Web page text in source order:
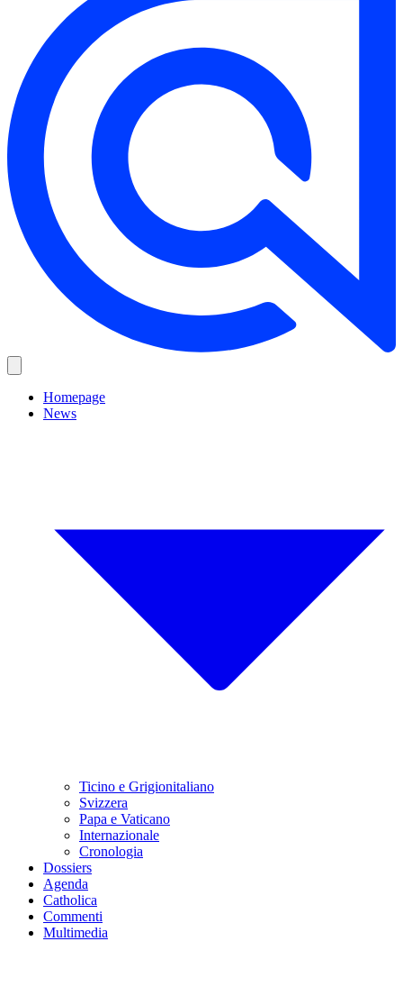
Homepage
News
Ticino e Grigionitaliano
Svizzera
Papa e Vaticano
Internazionale
Cronologia
Dossiers
Agenda
Catholica
Commenti
Multimedia